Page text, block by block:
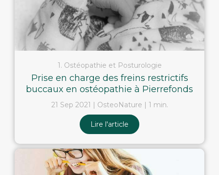
1. Ostéopathie et Posturologie
Prise en charge des freins restrictifs
buccaux en ostéopathie à Pierrefonds
21 Sep 2021 OsteoNature 1 min.
Lire l'article